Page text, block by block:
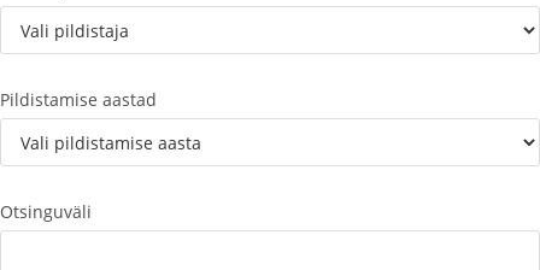
Pildistamise aastad
Otsinguväli